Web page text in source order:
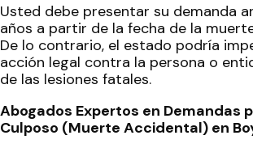
Usted debe presentar su demanda
años a partir de la fecha de la
De lo contrario, el estado podría
acción legal contra la persona o
de las lesiones fatales.
Abogados Expertos en Demandas
Culposo (Muerte Accidental) en